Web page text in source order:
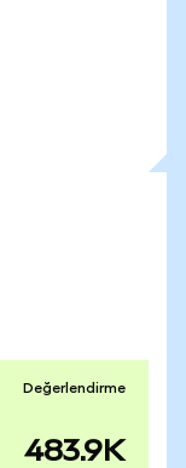
Değerlendirme
483.9K